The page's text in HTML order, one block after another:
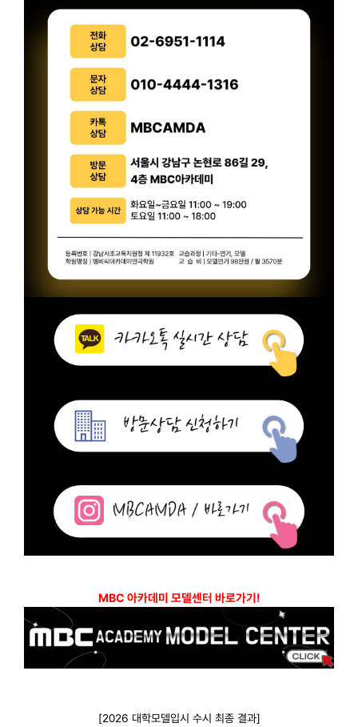
MBC 아카데미 모델센터 바로가기!
[2026 대학모델입시 수시 최종 결과]